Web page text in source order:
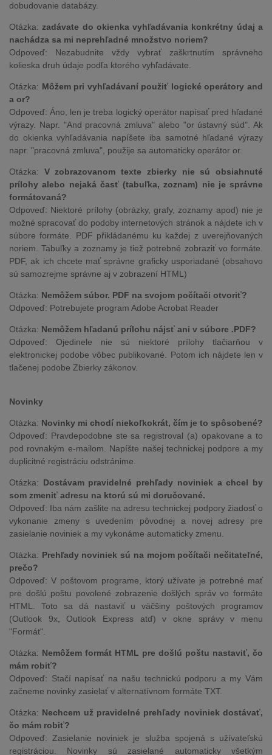
dobudovanie databázy.
Otázka: zadávate do okienka vyhľadávania konkrétny údaj a
nachádza sa mi neprehľadné množstvo noriem?
Odpoveď: Nezabudnite vždy vybrať zaškrtnutím správneho
kolieska druh údaje podľa ktorého vyhľadávate.
Otázka: Môžem pri vyhľadávaní použiť logické operátory and
a or?
Odpoveď: Áno, len je treba logický operátor napísať pred hľadané
výrazy. Napr. "And pracovná zmluva" alebo "or ústavný súd". Ak
do okienka vyhľadávania napíšete iba samotné hľadané výrazy
napr. "pracovná zmluva", použije sa automaticky operátor or.
Otázka: V zobrazovanom texte zbierky nie sú obsiahnuté
prílohy alebo nejaká časť (tabuľka, zoznam) nie je správne
formátovaná?
Odpoveď: Niektoré prílohy (obrázky, grafy, zoznamy apod) nie je
možné spracovať do podoby internetových stránok a nájdete ich v
súbore formáte. PDF přikládanému ku každej z uverejňovaných
noriem. Tabuľky a zoznamy je tiež potrebné zobraziť vo formáte.
PDF, ak ich chcete mať správne graficky usporiadané (obsahovo
sú samozrejme správne aj v zobrazení HTML)
Otázka: Nemôžem súbor. PDF na svojom počítači otvoriť?
Odpoveď: Potrebujete program Adobe Acrobat Reader
Otázka: Nemôžem hľadanú prílohu nájsť ani v súbore .PDF?
Odpoveď: Ojedinele nie sú niektoré prílohy tlačiarňou v
elektronickej podobe vôbec publikované. Potom ich nájdete len v
tlačenej podobe Zbierky zákonov.
Novinky
Otázka: Novinky mi chodí niekoľkokrát, čím je to spôsobené?
Odpoveď: Pravdepodobne ste sa registroval (a) opakovane a to
pod rovnakým e-mailom. Napíšte našej technickej podpore a my
duplicitné registráciu odstránime.
Otázka: Dostávam pravidelné prehľady noviniek a chcel by
som zmeniť adresu na ktorú sú mi doručované.
Odpoveď: Iba nám zašlite na adresu technickej podpory žiadosť o
vykonanie zmeny s uvedením pôvodnej a novej adresy pre
zasielanie noviniek a my vykonáme automaticky zmenu.
Otázka: Prehľady noviniek sú na mojom počítači nečitateľné,
prečo?
Odpoveď: V poštovom programe, ktorý užívate je potrebné mať
pre došlú poštu povolené zobrazenie došlých správ vo formáte
HTML. Toto sa dá nastaviť u väčšiny poštových programov
(Outlook 9x, Outlook Express atď) v okne správy v menu
"Formát".
Otázka: Nemôžem formát HTML pre došlú poštu nastaviť, čo
mám robiť?
Odpoveď: Stačí napísať na našu technickú podporu a my Vám
začneme novinky zasielať v alternatívnom formáte TXT.
Otázka: Nechcem už pravidelné prehľady noviniek dostávať,
čo mám robiť?
Odpoveď: Zasielanie noviniek je služba spojená s užívateľskú
registráciou. Novinky sú zasielané automaticky všetkým